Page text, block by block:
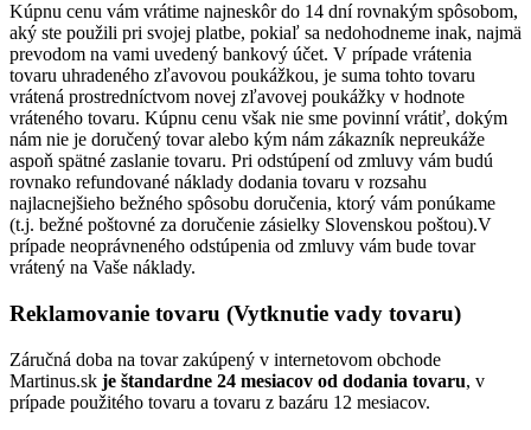
Kúpnu cenu vám vrátime najneskôr do 14 dní rovnakým spôsobom,
aký ste použili pri svojej platbe, pokiaľ sa nedohodneme inak, najmä
prevodom na vami uvedený bankový účet. V prípade vrátenia
tovaru uhradeného zľavovou poukážkou, je suma tohto tovaru
vrátená prostredníctvom novej zľavovej poukážky v hodnote
vráteného tovaru. Kúpnu cenu však nie sme povinní vrátiť, dokým
nám nie je doručený tovar alebo kým nám zákazník nepreukáže
aspoň spätné zaslanie tovaru. Pri odstúpení od zmluvy vám budú
rovnako refundované náklady dodania tovaru v rozsahu
najlacnejšieho bežného spôsobu doručenia, ktorý vám ponúkame
(t.j. bežné poštovné za doručenie zásielky Slovenskou poštou).V
prípade neoprávneného odstúpenia od zmluvy vám bude tovar
vrátený na Vaše náklady.
Reklamovanie tovaru (Vytknutie vady tovaru)
Záručná doba na tovar zakúpený v internetovom obchode
Martinus.sk je štandardne 24 mesiacov od dodania tovaru, v
prípade použitého tovaru a tovaru z bazáru 12 mesiacov.